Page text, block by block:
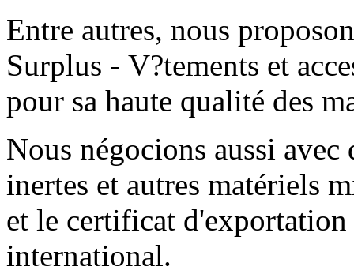
Entre autres, nous
Surplus - V?tements et
pour sa haute qualité des
Nous négocions aussi
inertes et autres matériels
et le certificat d'exportation
international.